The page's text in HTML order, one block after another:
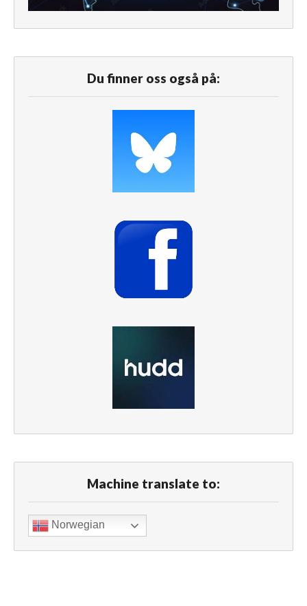
Du finner oss også på:
Machine translate to:
Norwegian